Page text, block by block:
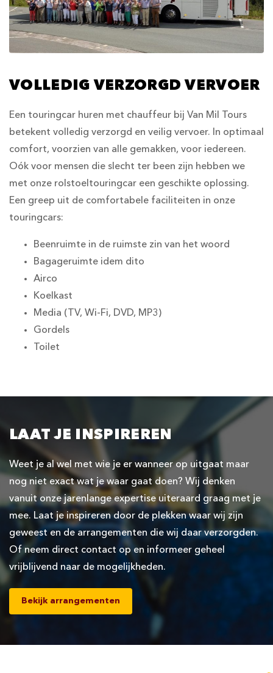
VOLLEDIG VERZORGD VERVOER
Een touringcar huren met chauffeur bij Van Mil Tours
betekent volledig verzorgd en veilig vervoer. In optimaal
comfort, voorzien van alle gemakken, voor iedereen.
Oók voor mensen die slecht ter been zijn hebben we
met onze rolstoeltouringcar een geschikte oplossing.
Een greep uit de comfortabele faciliteiten in onze
touringcars:
Beenruimte in de ruimste zin van het woord
Bagageruimte idem dito
Airco
Koelkast
Media (TV, Wi-Fi, DVD, MP3)
Gordels
Toilet
LAAT JE INSPIREREN
Weet je al wel met wie je er wanneer op uitgaat maar
nog niet exact wat je waar gaat doen? Wij denken
vanuit onze jarenlange expertise uiteraard graag met je
mee. Laat je inspireren door de plekken waar wij zijn
geweest en de arrangementen die wij daar verzorgden.
Of neem direct contact op en informeer geheel
vrijblijvend naar de mogelijkheden.
Bekijk arrangementen